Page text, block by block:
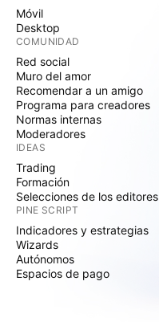
Móvil
Desktop
COMUNIDAD
Red social
Muro del amor
Recomendar a un amigo
Programa para creadores
Normas internas
Moderadores
IDEAS
Trading
Formación
Selecciones de los editores
PINE SCRIPT
Indicadores y estrategias
Wizards
Autónomos
Espacios de pago